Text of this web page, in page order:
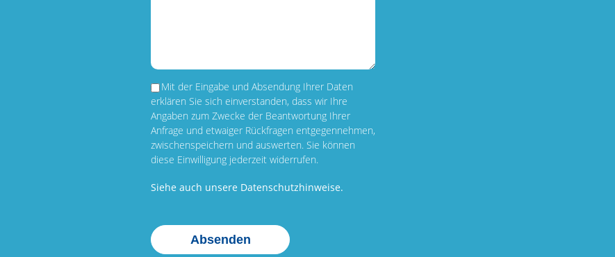
Mit der Eingabe und Absendung Ihrer Daten
erklären Sie sich einverstanden, dass wir Ihre
Angaben zum Zwecke der Beantwortung Ihrer
Anfrage und etwaiger Rückfragen entgegennehmen,
zwischenspeichern und auswerten. Sie können
diese Einwilligung jederzeit widerrufen.
Siehe auch unsere Datenschutzhinweise.
Bitte
lasse
Bitte
lasse
Bitte
lasse
Bitte
lasse